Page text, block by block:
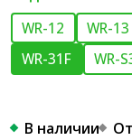
WR-12 WR-13
WR-31F
WR-
В наличии